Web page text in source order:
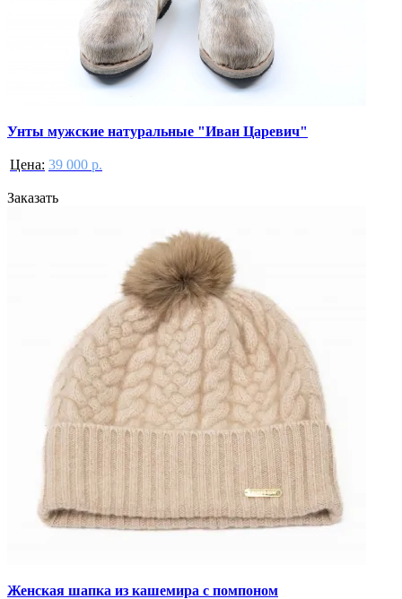
Унты мужские натуральные "Иван Царевич"
Цена: 39 000 р.
Заказать
Женская шапка из кашемира с помпоном